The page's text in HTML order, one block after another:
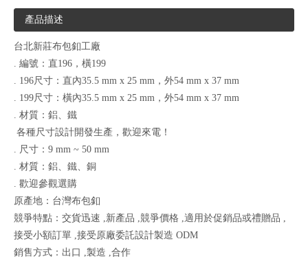
產品描述
台北新莊布包釦工廠
. 編號：直196，橫199
. 196尺寸：直內35.5 mm x 25 mm，外54 mm x 37 mm
. 199尺寸：橫內35.5 mm x 25 mm，外54 mm x 37 mm
. 材質：鋁、鐵
各種尺寸設計開發生產，歡迎來電！
. 尺寸：9 mm ~ 50 mm
. 材質：鋁、鐵、銅
. 歡迎參觀選購
原產地：台灣布包釦
競爭特點：交貨迅速 ,新產品 ,競爭價格 ,適用於促銷品或禮贈品 ,
接受小額訂單 ,接受原廠委託設計製造 ODM
銷售方式：出口 ,製造 ,合作